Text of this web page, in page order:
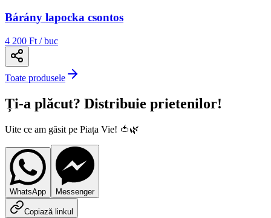
Bárány lapocka csontos
4 200 Ft / buc
Toate produsele
Ți-a plăcut? Distribuie prietenilor!
Uite ce am găsit pe Piața Vie! 🍅🌿
WhatsApp Messenger
Copiază linkul